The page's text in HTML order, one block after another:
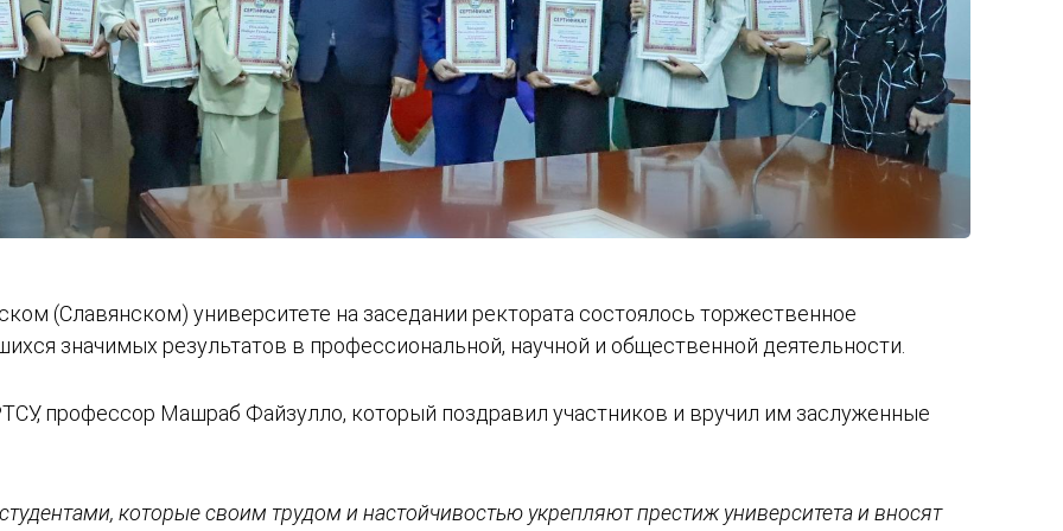
(Славянском) университете на заседании ректората состоялось торжественное
значимых результатов в профессиональной, научной и общественной деятельности.
профессор Машраб Файзулло, который поздравил участников и вручил им заслуженные
которые своим трудом и настойчивостью укрепляют престиж университета и вносят